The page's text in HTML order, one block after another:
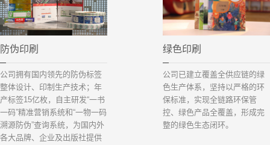
防伪印刷
公司拥有国内领先的防伪标签
整体设计、印制生产技术；年
产标签15亿枚，自主研发“一书
一码”精准营销系统和“一物一码
溯源防伪”查询系统，为国内外
各大品牌、企业及出版社提供
绿色印刷
公司已建立覆盖全供应链的绿
色生产体系，坚持以严格的环
保标准，实现全链路环保管
控、绿色产品全覆盖，形成完
整的绿色生态闭环。